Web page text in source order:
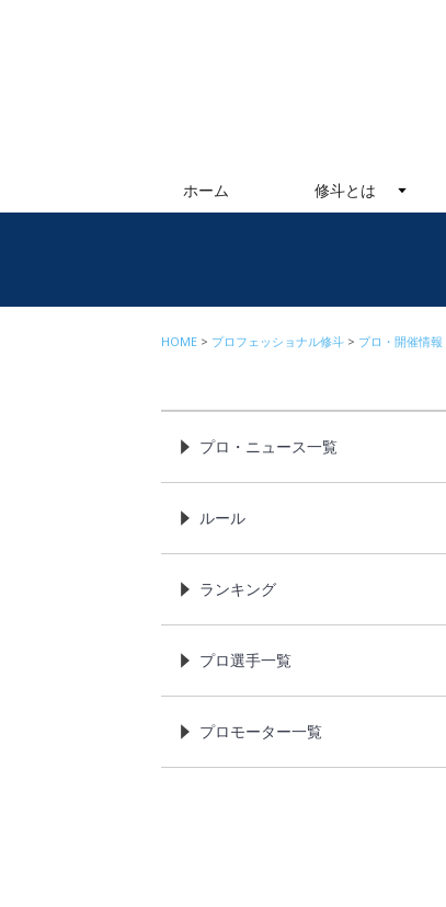
ホーム 修斗とは
HOME プロフェッショナル修斗 プロ・開催情報
プロ・ニュース一覧
ルール
ランキング
プロ選手一覧
プロモーター一覧